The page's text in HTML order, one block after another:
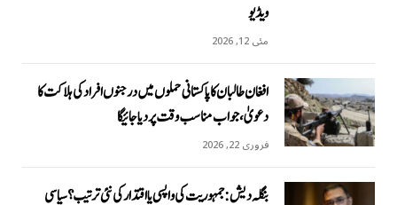
ویڈیو
مئی 12, 2026
افغان طالبان کا پاکستانی حملوں میں درجنوں افراد کی ہلاکت کا
دعویٰ، جواب مناسب وقت پر دیا جائیگا
فروری 22, 2026
بنگلہ دیش: جمہوریت کی واپسی یا اقتدار کی نئی ترتیب؟ سیاسی